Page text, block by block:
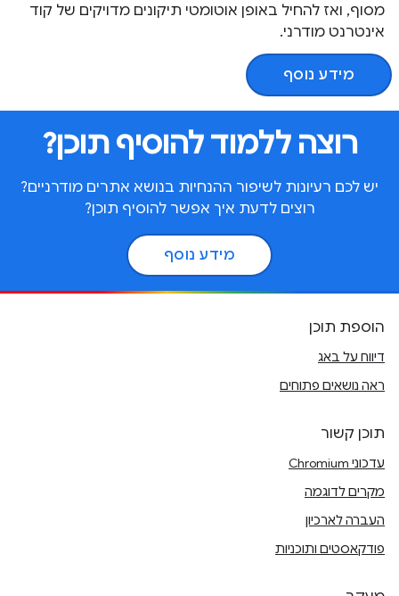
מסוף, ואז להחיל באופן אוטומטי תיקונים מדויקים של קוד
אינטרנט מודרני.
מידע נוסף
רוצה ללמוד להוסיף תוכן?
יש לכם רעיונות לשיפור ההנחיות בנושא אתרים מודרניים?
רוצים לדעת איך אפשר להוסיף תוכן?
מידע נוסף
הוספת תוכן
דיווח על באג
ראה נושאים פתוחים
תוכן קשור
עדכוני Chromium
מקרים לדוגמה
העברה לארכיון
פודקאסטים ותוכניות